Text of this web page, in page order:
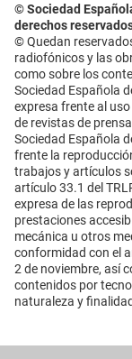
© Sociedad
derechos
© Quedan
radiofónicos y las
como sobre los
Sociedad Española
expresa frente al
de revistas de
Sociedad Española
frente la
trabajos y artículos
artículo 33.1 del
expresa de las
prestaciones
mecánica u otros
conformidad con el
2 de noviembre, así
contenidos por
naturaleza y